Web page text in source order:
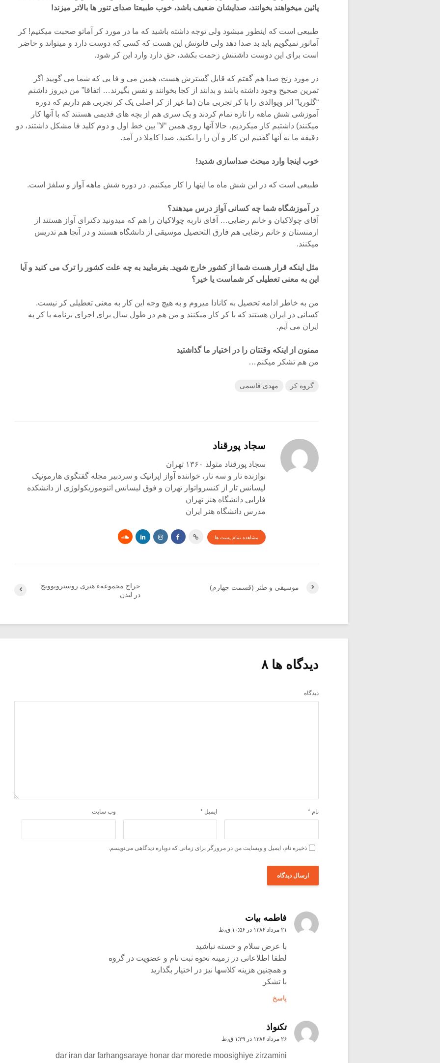
پائین میخواهند بخوانند، صدایشان ضعیف باشد، خوب طبیعتا صدای تنور ها بالاتر میزند!
طبیعی است که اینطور میشود ولی توجه داشته باشید که ما در مورد کر آماتو صحبت میکنیم! کر
آماتور نمیگویم باید بد صدا دهد ولی قانونش این هست که کسی که دوست دارد و میتواند و حاضر
است برای این دوست داشتنش زحمت بکشد، حق دارد وارد این کر شود.
در مورد رنج صدا هم گفتم که قابل گسترش هست، همین می و فا یی که شما می گویید اگر
تمرین صحیح وجود داشته باشد و بدانند از کجا بخوانند و نفس بگیرند… اتفاقا” من دیروز داشتم
“گلوریا” اثر ویوالدی را با کر تجربی مان (ما غیر از کر اصلی یک کر تجربی هم داریم که دوره
آموزشی شش ماهه را تازه تمام کردند و یک سری هم از بچه های قدیمی هستند که با آنها کار
میکنند) داشتیم کار میکردیم، حالا آنها روی همین “لا” بین خط اول و دوم کلید فا مشکل داشتند، دو
دقیقه ما به آنها گفتیم این کار و آن را را بکنید، صدا کاملا در آمد.
خوب اینجا وارد مبحث صداسازی شدید!
طبیعی است که در این شش ماه ما اینها را کار میکنیم. در دوره شش ماهه آواز و سلفژ است.
در آموزشگاه شما چه کسانی آواز درس میدهند؟
آقای چولاکیان و خانم رضایی… آقای ناربه چولاکیان را هم که میدونید دکترای آواز هستند از
ارمنستان و خانم رضایی هم فارق التحصیل موسیقی از دانشگاه هستند و در آنجا هم تدریس
میکنند.
مثل اینکه قرار هست شما از کشور خارج شوید. بفرمایید به چه علت کشور را ترک می کنید و آیا
این به معنی تعطیلی کر شماست یا خیر؟
من به خاطر ادامه تحصیل به کانادا میروم و به هیچ وجه این کار به معنی تعطیلی کر نیست.
کسانی در ایران هستند که با کر کار میکنند و من هم در طول سال برای اجرای برنامه با کر به
ایران می آیم.
ممنون از اینکه وقتتان را در اختیار ما گذاشتید
من هم تشکر میکنم…
گروه کر مهدی قاسمی
سجاد پورقناد
سجاد پورقناد متولد ۱۳۶۰ تهران
نوازنده تار و سه تار، خواننده آواز اپراتیک و سردبیر مجله گفتگوی هارمونیک
لیسانس تار از کنسرواتوار تهران و فوق لیسانس اتنوموزیکولوژی از دانشکده
فارابی دانشگاه هنر تهران
مدرس دانشگاه هنر ایران
مشاهده تمام پست ها
حراج مجموعهء هنری روستروپوویچ
در لندن
موسیقی و طنز (قسمت چهارم)
دیدگاه ها ۸
دیدگاه
نام * ایمیل * وب‌ سایت
ذخیره نام، ایمیل و وبسایت من در مرورگر برای زمانی که دوباره دیدگاهی می‌نویسم.
فاطمه بیات
۲۱ مرداد ۱۳۸۶ در ۱۰:۵۶ ق٫ظ
با عرض سلام و خسته نباشید
لطفا اطلاعاتی در زمینه نحوه ثبت نام و عضویت در گروه
و همچنین هزینه کلاسها نیز در اختیار بگذارید
با تشکر
پاسخ
تکنواذ
۲۶ مرداد ۱۳۸۶ در ۱:۲۹ ق٫ظ
dar iran dar farhangsaraye honar dar morede moosighiye zirzamini